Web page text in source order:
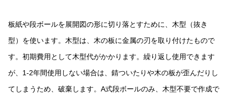
板紙や段ボールを展開図の形に切り落とすために、木型（抜き
型）を使います。木型は、木の板に金属の刃を取り付けたもので
す。初期費用として木型代がかかります。繰り返し使用できます
が、1-2年間使用しない場合は、錆ついたりや木の板が歪んだりし
てしまうため、破棄します。A式段ボールのみ、木型不要で作成で